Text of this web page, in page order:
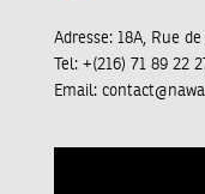
Adresse: 18A, Rue
Tel: +(216) 71 89 22
Email: